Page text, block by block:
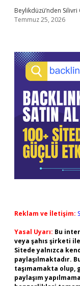
Beylikdüzü’nden Silivri
Temmuz 25, 2026
Reklam ve İletişim:
Yasal Uyarı: Bu
veya şahıs şirketi
Sitede yalnızca
paylaşılmaktadır.
taşımamakta olup,
paylaşım